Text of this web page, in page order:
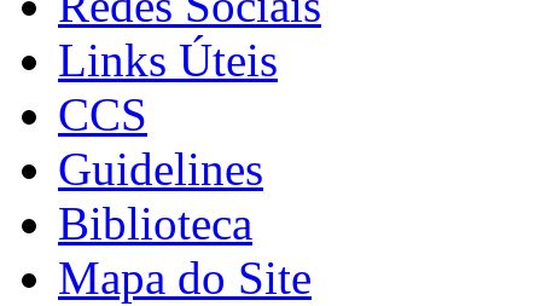
Links Úteis
CCS
Guidelines
Biblioteca
Mapa do Site